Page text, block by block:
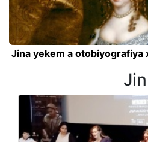
Jina yekem a otobiyografiya
Jin